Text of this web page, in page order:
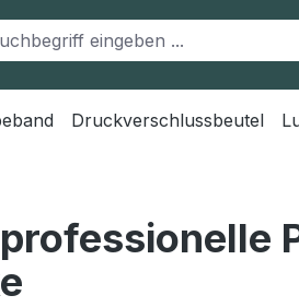
Druckverschlussbeutel